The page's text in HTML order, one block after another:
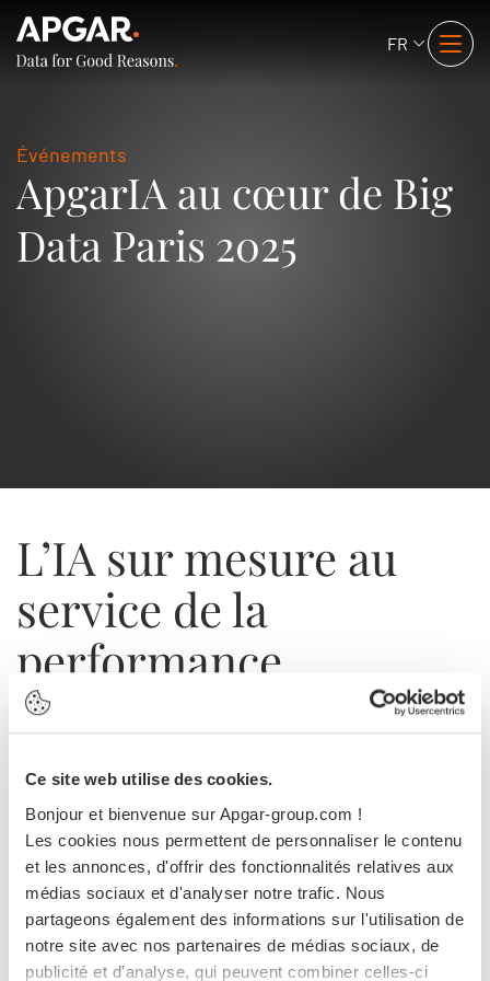
Ce site web utilise des cookies.
Bonjour et bienvenue sur Apgar-group.com !
Les cookies nous permettent de personnaliser le contenu
et les annonces, d'offrir des fonctionnalités relatives aux
médias sociaux et d'analyser notre trafic. Nous
partageons également des informations sur l'utilisation de
notre site avec nos partenaires de médias sociaux, de
publicité et d'analyse, qui peuvent combiner celles-ci
FR
Événements
ApgarIA au cœur de Big
Data Paris 2025
L’IA sur mesure au
service de la
performance